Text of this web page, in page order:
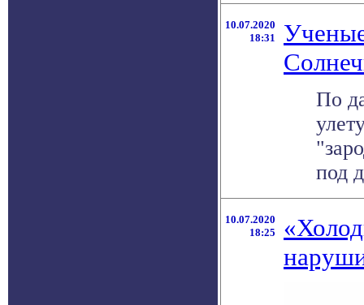
10.07.2020
18:31
По
под
10.07.2020
18:25